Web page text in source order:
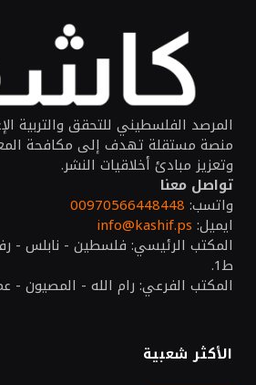
المرصد الفلسطيني للتحقق والتربية
منصة مستقلة تهدف إلى مكافحة
وتعزيز مبادئ أخلاقيات النشر.
تواصل معنا
واتسب: 00970566448448
ايميل: info@kashif.ps
المكتب الرئيسي: فلسطين - نابلس -
ط1.
المكتب الفرعي: رام الله - المصيون -
الأكثر شعبية